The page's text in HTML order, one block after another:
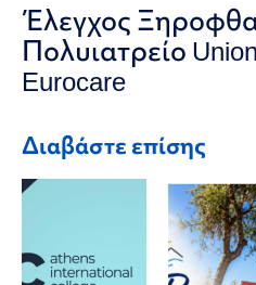
Έλεγχος
Πολυιατρείο
Eurocare
Διαβάστε επίσης